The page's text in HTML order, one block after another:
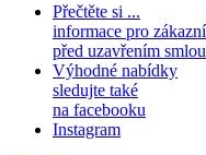
Přečtěte si ...
informace pro
před uzavřením
Výhodné nabídky
sledujte také
na facebooku
Instagram